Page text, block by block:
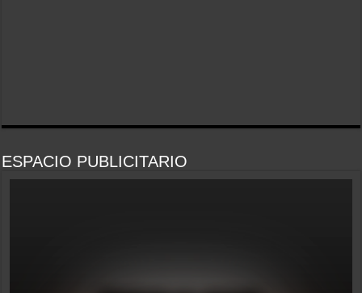
ESPACIO PUBLICITARIO